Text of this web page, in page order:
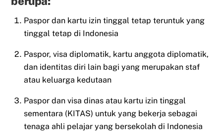
Paspor dan kartu izin tinggal tetap teruntuk yang
tinggal tetap di Indonesia
Paspor, visa diplomatik, kartu anggota diplomatik,
dan identitas diri lain bagi yang merupakan staf
atau keluarga kedutaan
Paspor dan visa dinas atau kartu izin tinggal
sementara (KITAS) untuk yang bekerja sebagai
tenaga ahli pelajar yang bersekolah di Indonesia